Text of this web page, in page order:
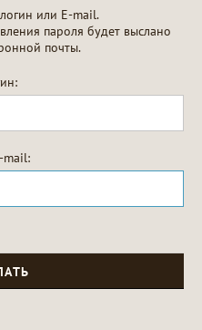
или E-mail.
пароля будет выслано
почты.
mail: